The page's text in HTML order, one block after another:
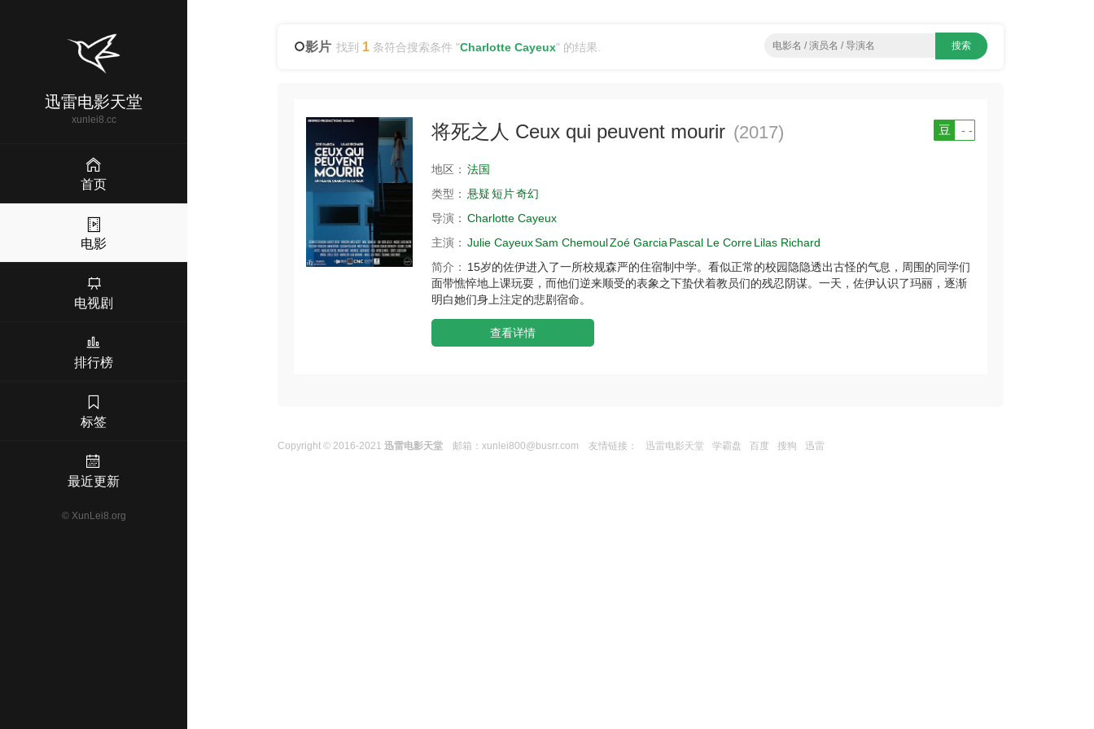
迅雷电影天堂
xunlei8.cc
首页
电影
电视剧
排行榜
标签
最近更新
© XunLei8.org
影片 找到 1 条符合搜索条件 "Charlotte Cayeux" 的结果.
将死之人 Ceux qui peuvent mourir (2017) 豆 - -
地区： 法国
类型： 悬疑短片奇幻
导演： Charlotte Cayeux
主演： Julie CayeuxSam ChemoulZoé Garcia Pascal Le CorreLilas Richard
简介： 15岁的佐伊进入了一所校规森严的住宿制中学。看似正常的校园隐隐透出古怪的气息，周围的同学们
面带憔悴地上课玩耍，而他们逆来顺受的表象之下蛰伏着教员们的残忍阴谋。一天，佐伊认识了玛丽，逐渐
明白她们身上注定的悲剧宿命。
查看详情
Copyright © 2016-2021迅雷电影天堂 邮箱：xunlei800@busrr.com 友情链接： 迅雷电影天堂 学霸盘 百度 搜狗 迅雷